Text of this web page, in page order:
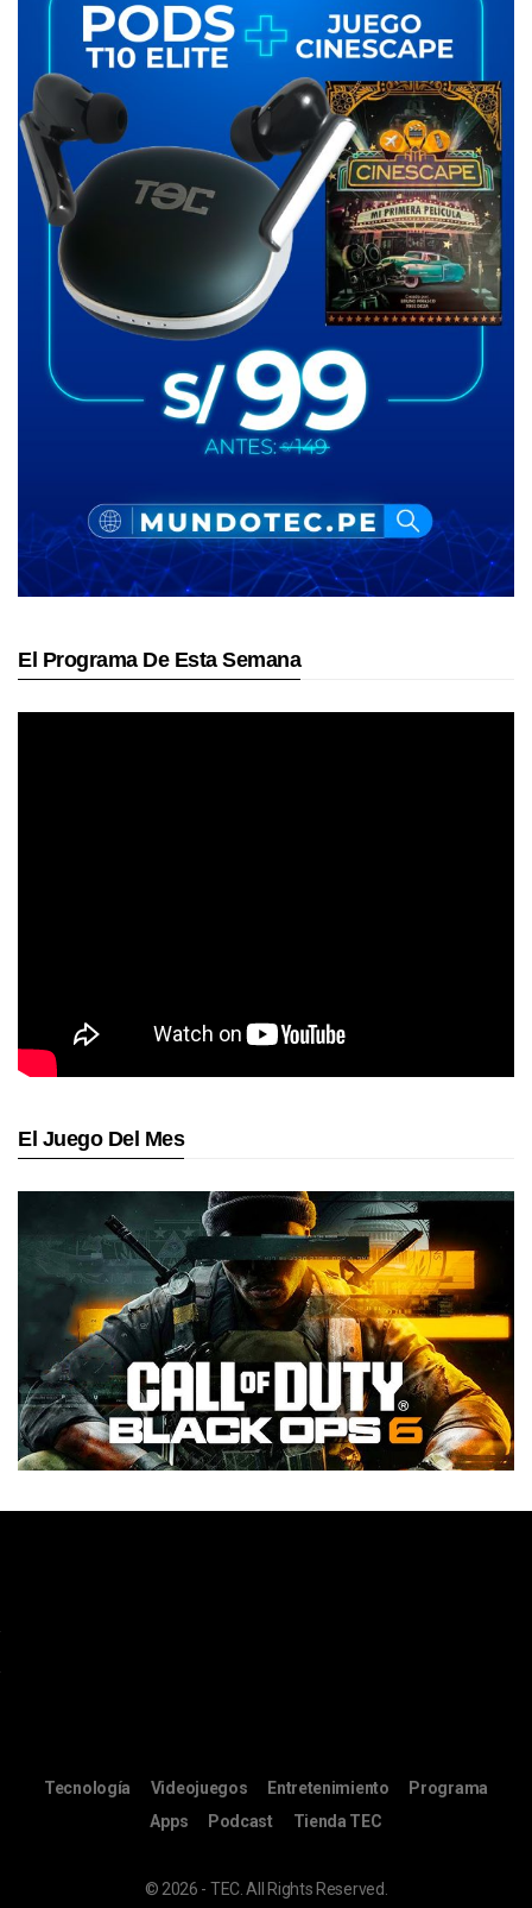
El Programa De Esta Semana
El Juego Del Mes
Tecnología Videojuegos Entretenimiento
Programa
Apps
Podcast Tienda TEC
© 2026 - TEC. All Rights Reserved.